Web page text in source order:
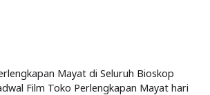
Mayat di Seluruh Bioskop
Film Toko Perlengkapan Mayat hari